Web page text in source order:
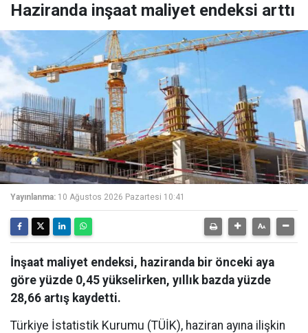
Haziranda inşaat maliyet endeksi arttı
Yayınlanma: 10 Ağustos 2026 Pazartesi 10:41
İnşaat maliyet endeksi, haziranda bir önceki aya
göre yüzde 0,45 yükselirken, yıllık bazda yüzde
28,66 artış kaydetti.
Türkiye İstatistik Kurumu (TÜİK), haziran ayına ilişkin